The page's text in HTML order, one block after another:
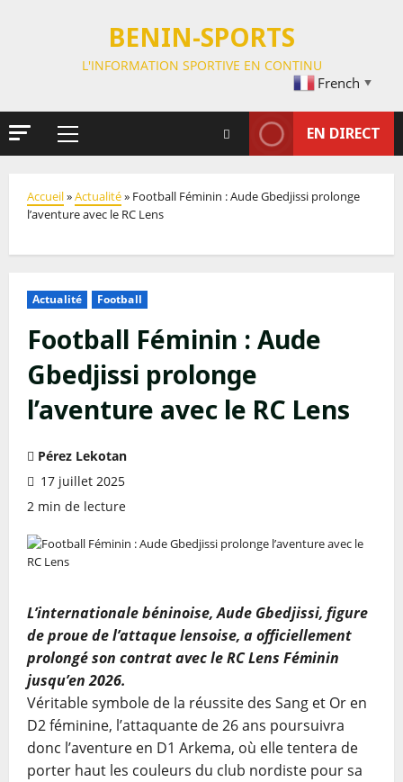
BENIN-SPORTS
L'INFORMATION SPORTIVE EN CONTINU
French ▼
EN DIRECT
Accueil»Actualité» Football Féminin : Aude Gbedjissi prolonge
l’aventure avec le RC Lens
Actualité Football
Football Féminin : Aude
Gbedjissi prolonge
l’aventure avec le RC Lens
Pérez Lekotan
17 juillet 2025
2 min de lecture
L’internationale béninoise, Aude Gbedjissi, figure
de proue de l’attaque lensoise, a officiellement
prolongé son contrat avec le RC Lens Féminin
jusqu’en 2026.
Véritable symbole de la réussite des Sang et Or en
D2 féminine, l’attaquante de 26 ans poursuivra
donc l’aventure en D1 Arkema, où elle tentera de
porter haut les couleurs du club nordiste pour sa